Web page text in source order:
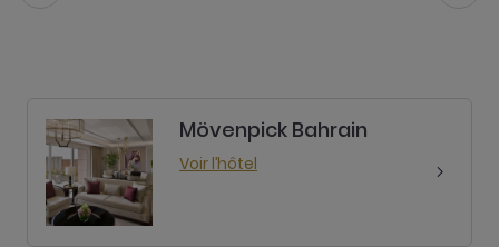
Mövenpick Bahrain
Voir l’hôtel